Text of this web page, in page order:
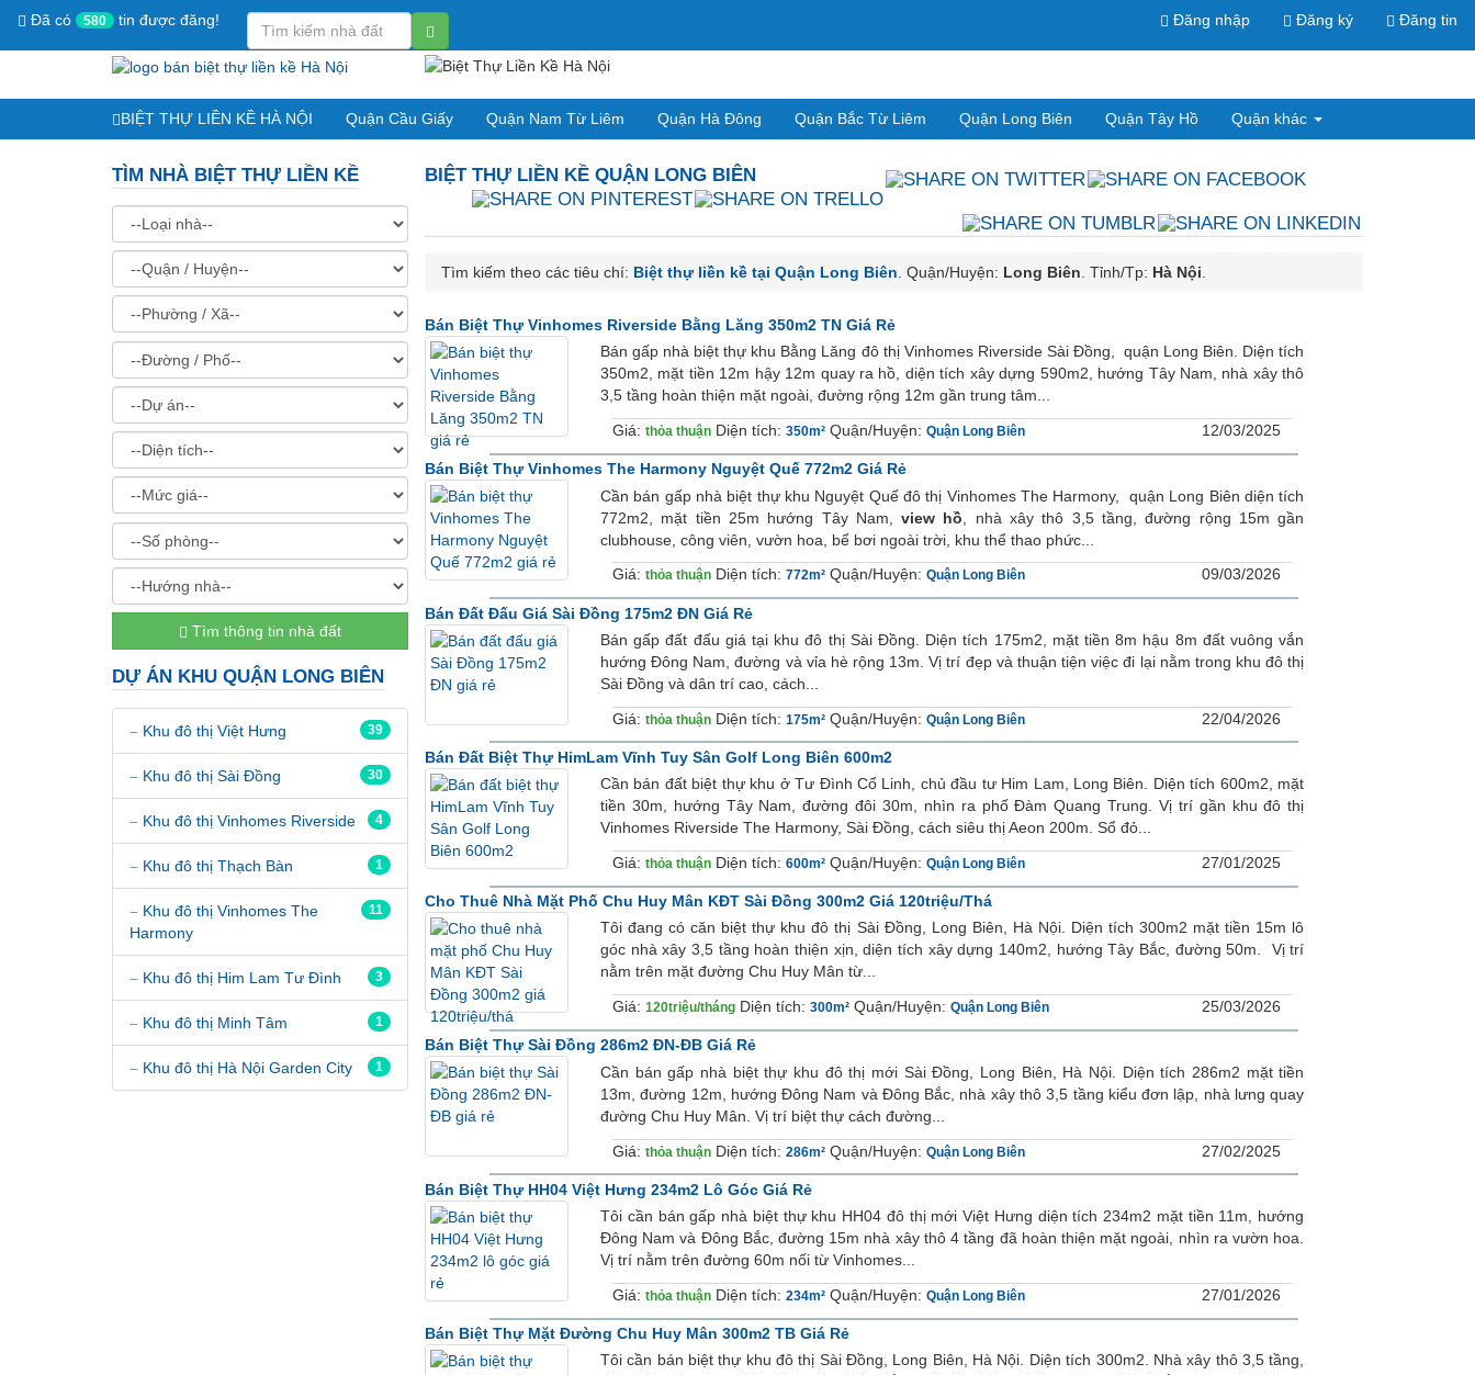
Đã có 580 tin được đăng! Đăng nhập Đăng ký Đăng tin
BIỆT THỰ LIỀN KỀ HÀ NỘI Quận Cầu Giấy Quận Nam Từ Liêm Quận Hà Đông Quận Bắc Từ Liêm Quận Long Biên Quận Tây Hồ Quận khác
TÌM NHÀ BIỆT THỰ LIỀN KỀ
Tìm thông tin nhà đất
DỰ ÁN KHU QUẬN LONG BIÊN
39
Khu đô thị Việt Hưng
30
Khu đô thị Sài Đồng
4
Khu đô thị Vinhomes Riverside
1
Khu đô thị Thạch Bàn
11
Khu đô thị Vinhomes The
Harmony
3
Khu đô thị Him Lam Tư Đình
1
Khu đô thị Minh Tâm
1
Khu đô thị Hà Nội Garden City
BIỆT THỰ LIỀN KỀ QUẬN LONG BIÊN
Tìm kiếm theo các tiêu chí: Biệt thự liền kề tại Quận Long Biên . Quận/Huyện: Long Biên . Tỉnh/Tp: Hà Nội
Bán Biệt Thự Vinhomes Riverside Bằng Lăng 350m2 TN Giá Rẻ
Bán gấp nhà biệt thự khu Bằng Lăng đô thị Vinhomes Riverside Sài Đồng, quận Long Biên. Diện tích
350m2, mặt tiền 12m hậy 12m quay ra hồ, diện tích xây dựng 590m2, hướng Tây Nam, nhà xây thô
3,5 tầng hoàn thiện mặt ngoài, đường rộng 12m gần trung tâm...
Giá: thỏa thuận Diện tích: 350m² Quận/Huyện: Quận Long Biên 12/03/2025
Bán Biệt Thự Vinhomes The Harmony Nguyệt Quế 772m2 Giá Rẻ
Cần bán gấp nhà biệt thự khu Nguyệt Quế đô thị Vinhomes The Harmony, quận Long Biên diện tích
772m2, mặt tiền 25m hướng Tây Nam,view hồ , nhà xây thô 3,5 tầng, đường rộng 15m gần
clubhouse, công viên, vườn hoa, bể bơi ngoài trời, khu thể thao phức...
Giá: thỏa thuận Diện tích: 772m² Quận/Huyện: Quận Long Biên 09/03/2026
Bán Đất Đấu Giá Sài Đồng 175m2 ĐN Giá Rẻ
Bán gấp đất đấu giá tại khu đô thị Sài Đồng. Diện tích 175m2, mặt tiền 8m hậu 8m đất vuông vắn
hướng Đông Nam, đường và vỉa hè rộng 13m. Vị trí đẹp và thuận tiện việc đi lại nằm trong khu đô thị
Sài Đồng và dân trí cao, cách...
Giá: thỏa thuận Diện tích: 175m² Quận/Huyện: Quận Long Biên 22/04/2026
Bán Đất Biệt Thự HimLam Vĩnh Tuy Sân Golf Long Biên 600m2
Cần bán đất biệt thự khu ở Tư Đình Cổ Linh, chủ đầu tư Him Lam, Long Biên. Diện tích 600m2, mặt
tiền 30m, hướng Tây Nam, đường đôi 30m, nhìn ra phố Đàm Quang Trung. Vị trí gần khu đô thị
Vinhomes Riverside The Harmony, Sài Đồng, cách siêu thị Aeon 200m. Sổ đỏ...
Giá: thỏa thuận Diện tích: 600m² Quận/Huyện: Quận Long Biên 27/01/2025
Cho Thuê Nhà Mặt Phố Chu Huy Mân KĐT Sài Đồng 300m2 Giá 120triệu/thá
Tôi đang có căn biệt thự khu đô thị Sài Đồng, Long Biên, Hà Nội. Diện tích 300m2 mặt tiền 15m lô
góc nhà xây 3,5 tầng hoàn thiện xịn, diện tích xây dựng 140m2, hướng Tây Bắc, đường 50m. Vị trí
nằm trên mặt đường Chu Huy Mân từ...
Giá: 120triệu/tháng Diện tích: 300m² Quận/Huyện: Quận Long Biên 25/03/2026
Bán Biệt Thự Sài Đồng 286m2 ĐN-ĐB Giá Rẻ
Cần bán gấp nhà biệt thự khu đô thị mới Sài Đồng, Long Biên, Hà Nội. Diện tích 286m2 mặt tiền
13m, đường 12m, hướng Đông Nam và Đông Bắc, nhà xây thô 3,5 tầng kiểu đơn lập, nhà lưng quay
đường Chu Huy Mân. Vị trí biệt thự cách đường...
Giá: thỏa thuận Diện tích: 286m² Quận/Huyện: Quận Long Biên 27/02/2025
Bán Biệt Thự HH04 Việt Hưng 234m2 Lô Góc Giá Rẻ
Tôi cần bán gấp nhà biệt thự khu HH04 đô thị mới Việt Hưng diện tích 234m2 mặt tiền 11m, hướng
Đông Nam và Đông Bắc, đường 15m nhà xây thô 4 tầng đã hoàn thiện mặt ngoài, nhìn ra vườn hoa.
Vị trí nằm trên đường 60m nối từ Vinhomes...
Giá: thỏa thuận Diện tích: 234m² Quận/Huyện: Quận Long Biên 27/01/2026
Bán Biệt Thự Mặt Đường Chu Huy Mân 300m2 TB Giá Rẻ
Tôi cần bán biệt thự khu đô thị Sài Đồng, Long Biên, Hà Nội. Diện tích 300m2. Nhà xây thô 3,5 tầng,